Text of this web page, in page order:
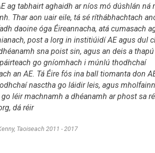
ag tabhairt aghaidh ar níos mó dúshlán ná
Thar aon uair eile, tá sé ríthábhachtach
daoine óga Éireannacha, atá cumasach
post a lorg in institiúidí AE agus dul
sna poist sin, agus an deis a
go gníomhach i múnlú thodhchaí
an AE. Tá Éire fós ina ball tiomanta don
nasctha go láidir leis, agus mholfainn
léir machnamh a dhéanamh ar phost sa
dá réir
Taoiseach 2011 - 2017